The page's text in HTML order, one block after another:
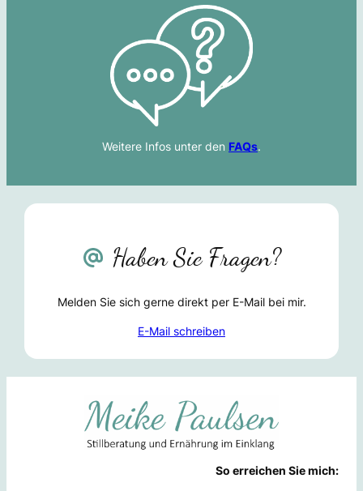
Weitere Infos unter den FAQs.
Haben Sie Fragen?
Melden Sie sich gerne direkt per E-Mail bei mir.
E-Mail schreiben
So erreichen Sie mich: